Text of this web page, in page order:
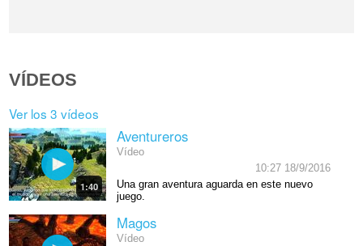
VÍDEOS
Ver los 3 vídeos
1:40
Aventureros
Vídeo
10:27 18/9/2016
Una gran aventura aguarda en este nuevo
juego.
Magos
Vídeo